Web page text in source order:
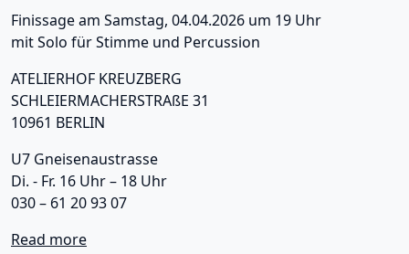
Finissage am Samstag, 04.04.2026 um 19 Uhr
mit Solo für Stimme und Percussion
ATELIERHOF KREUZBERG
SCHLEIERMACHERSTRAßE 31
10961 BERLIN
U7 Gneisenaustrasse
Di. - Fr. 16 Uhr – 18 Uhr
030 – 61 20 93 07
Read moreabout >gott hat sich verheddert